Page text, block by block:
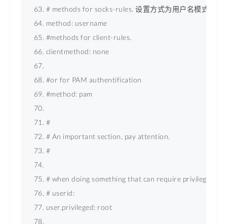
# methods for socks-rules. 设置方式为用户名模式
method: username
#methods for client-rules.
clientmethod: none
#or for PAM authentification
#method: pam
#
# An important section, pay attention.
#
# when doing something that can require privilege, it
# userid:
user.privileged: root